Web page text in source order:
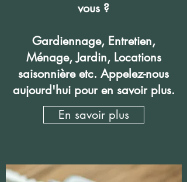
vous ?
Gardiennage, Entretien,
Ménage, Jardin, Locations
saisonnière etc. Appelez-nous
aujourd'hui pour en savoir plus.
En savoir plus